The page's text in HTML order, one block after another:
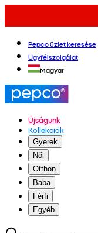
Pepco üzlet keresése
Ügyfélszolgálat
Magyar
Újságunk
Kollekciók
Gyerek
Női
Otthon
Baba
Férfi
Egyéb